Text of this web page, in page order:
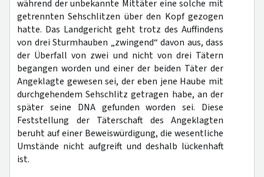
während der unbekannte Mittäter eine solche mit
getrennten Sehschlitzen über den Kopf gezogen
hatte. Das Landgericht geht trotz des Auffindens
von drei Sturmhauben „zwingend“ davon aus, dass
der Überfall von zwei und nicht von drei Tätern
begangen worden und einer der beiden Täter der
Angeklagte gewesen sei, der eben jene Haube mit
durchgehendem Sehschlitz getragen habe, an der
später seine DNA gefunden worden sei. Diese
Feststellung der Täterschaft des Angeklagten
beruht auf einer Beweiswürdigung, die wesentliche
Umstände nicht aufgreift und deshalb lückenhaft
ist.